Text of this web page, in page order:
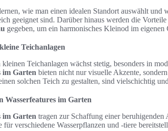
wie man einen idealen Standort auswählt und
geeignet sind. Darüber hinaus werden die
gegeben, um ein harmonisches Kleinod im eigenen
Teichanlagen
kleinen Teichanlagen wächst stetig, besonders in
im Garten bieten nicht nur visuelle Akzente,
solchen Teich zu gestalten, sind vielschichtig
Wasserfeatures im Garten
im Garten tragen zur Schaffung einer
für verschiedene Wasserpflanzen und -tiere